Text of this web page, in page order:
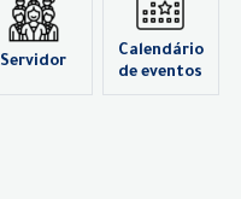
Servidor
Calendário
de eventos